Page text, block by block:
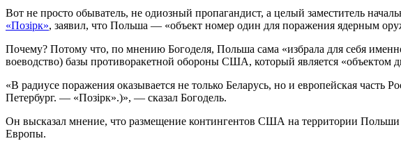
Вот не просто обыватель, не одиозный пропагандист, а целый заместитель
«Позірк», заявил, что Польша — «объект номер один для поражения ядерным
Почему? Потому что, по мнению Богоделя, Польша сама «избрала для себя
воеводство) базы противоракетной обороны США, который является «объектом
«В радиусе поражения оказывается не только Беларусь, но и европейская
Петербург. — «Позірк».)», — сказал Богодель.
Он высказал мнение, что размещение контингентов США на территории Польши
Европы.